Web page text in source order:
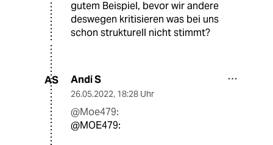
gutem Beispiel, bevor wir andere
deswegen kritisieren was bei uns
schon strukturell nicht stimmt?
AS Andi S
26.05.2022, 18:28 Uhr
@Moe479:
@MOE479: